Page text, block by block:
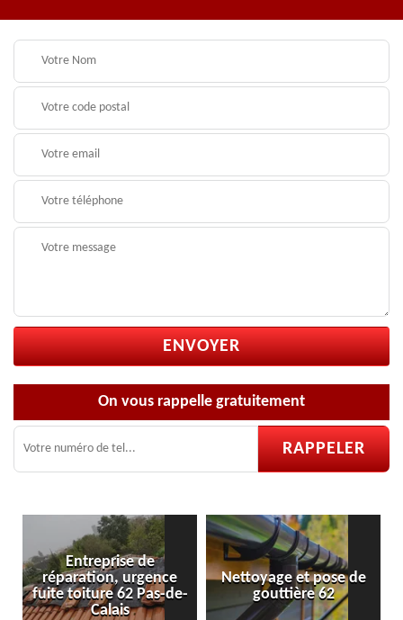
On vous rappelle gratuitement
de
urgence
62 Pas-de-
Nettoyage et pose de
gouttière 62
Pose et
velux 62